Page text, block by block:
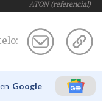
ATON (referencial)
Google